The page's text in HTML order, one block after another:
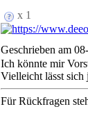
x 1
Geschrieben am
Ich könnte mir
Vielleicht lässt sich
Für Rückfragen